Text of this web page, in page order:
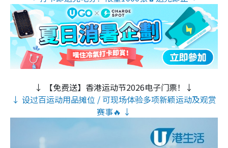
↓ 【免费送】香港运动节2026电子门票！↓
↓ 设过百运动用品摊位 / 可现场体验多项新颖运动及观赏
赛事🔥 ↓